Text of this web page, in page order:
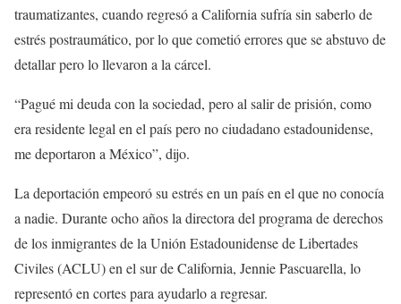
traumatizantes, cuando regresó a California sufría sin saberlo de
estrés postraumático, por lo que cometió errores que se abstuvo de
detallar pero lo llevaron a la cárcel.
“Pagué mi deuda con la sociedad, pero al salir de prisión, como
era residente legal en el país pero no ciudadano estadounidense,
me deportaron a México”, dijo.
La deportación empeoró su estrés en un país en el que no conocía
a nadie. Durante ocho años la directora del programa de derechos
de los inmigrantes de la Unión Estadounidense de Libertades
Civiles (ACLU) en el sur de California, Jennie Pascuarella, lo
representó en cortes para ayudarlo a regresar.